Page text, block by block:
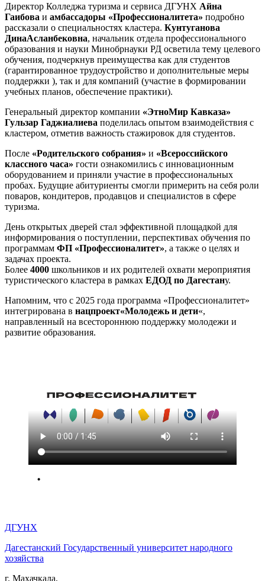
Директор Колледжа туризма и сервиса ДГУНХ Айна
Гаибова и амбассадоры «Профессионалитета» подробно
рассказали о специальностях кластера. Кунтуганова
ДинаАсланбековна, начальник отдела профессионального
образования и науки Минобрнауки РД осветила тему целевого
обучения, подчеркнув преимущества как для студентов
(гарантированное трудоустройство и дополнительные меры
поддержки ), так и для компаний (участие в формировании
учебных планов, обеспечение практики).
Генеральный директор компании «ЭтноМир Кавказа»
Гульзар Гаджиалиева поделилась опытом взаимодействия с
кластером, отметив важность стажировок для студентов.
После «Родительского собрания» и «Всероссийского
классного часа» гости ознакомились с инновационным
оборудованием и приняли участие в профессиональных
пробах. Будущие абитуриенты смогли примерить на себя роли
поваров, кондитеров, продавцов и специалистов в сфере
туризма.
День открытых дверей стал эффективной площадкой для
информирования о поступлении, перспективах обучения по
программам ФП «Профессионалитет», а также о целях и
задачах проекта.
Более 4000 школьников и их родителей охвати мероприятия
туристического кластера в рамках ЕДОД по Дагестану.
Напомним, что с 2025 года программа «Профессионалитет»
интегрирована в нацпроект«Молодежь и дети«,
направленный на всестороннюю поддержку молодежи и
развитие образования.
ДГУНХ
Дагестанский Государственный университет народного
хозяйства
г. Махачкала,